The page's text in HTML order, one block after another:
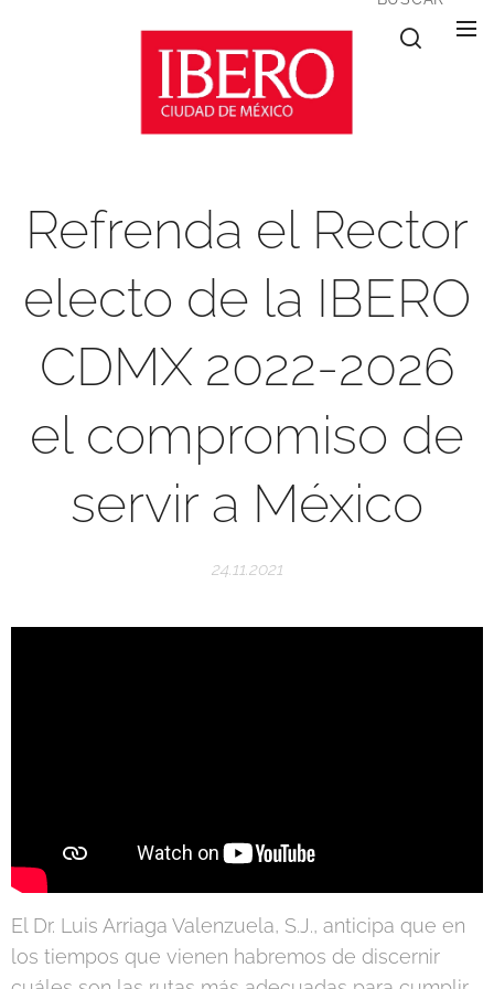
Refrenda el Rector
electo de la IBERO
CDMX 2022-2026
el compromiso de
servir a México
24.11.2021
El Dr. Luis Arriaga Valenzuela, S.J., anticipa que en
los tiempos que vienen habremos de discernir